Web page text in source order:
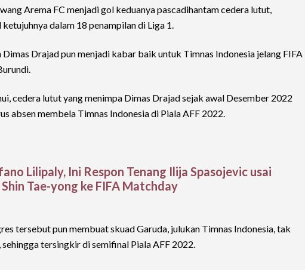
Arema FC menjadi gol keduanya pascadihantam cedera lutut,
dalam 18 penampilan di Liga 1.
Dimas Drajad pun menjadi kabar baik untuk Timnas Indonesia jelang FIFA
cedera lutut yang menimpa Dimas Drajad sejak awal Desember 2022
absen membela Timnas Indonesia di Piala AFF 2022.
Lilipaly, Ini Respon Tenang Ilija Spasojevic usai
Tae-yong ke FIFA Matchday
tersebut pun membuat skuad Garuda, julukan Timnas Indonesia, tak
tersingkir di semifinal Piala AFF 2022.